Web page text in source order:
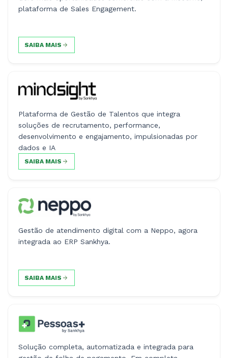
plataforma de Sales Engagement.
SAIBA MAIS
Plataforma de Gestão de Talentos que integra
soluções de recrutamento, performance,
desenvolvimento e engajamento, impulsionadas por
dados e IA
SAIBA MAIS
Gestão de atendimento digital com a Neppo, agora
integrada ao ERP Sankhya.
SAIBA MAIS
Solução completa, automatizada e integrada para